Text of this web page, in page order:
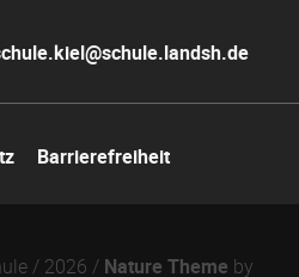
Barrierefreiheit
/ 2026 / Nature Theme by